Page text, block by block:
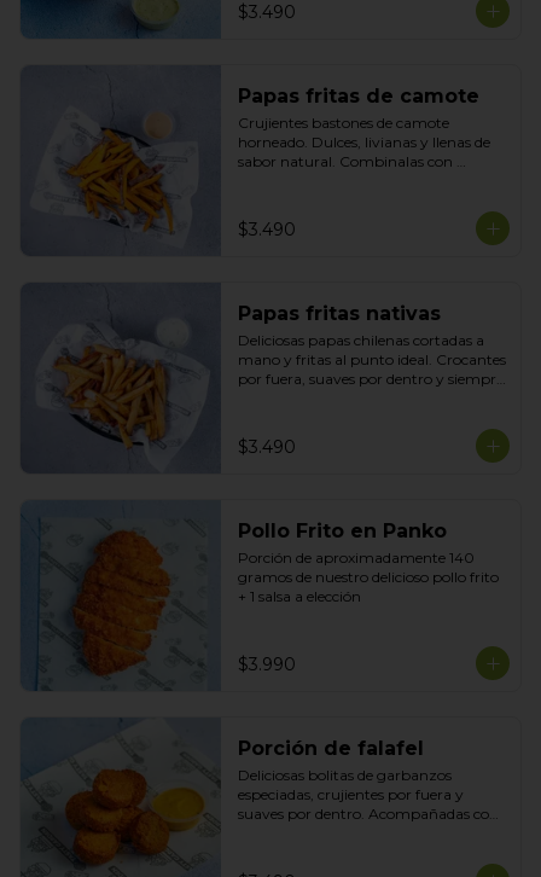
$3.490
Papas fritas de camote
Crujientes bastones de camote
horneado. Dulces, livianas y llenas de
sabor natural. Combinalas con
$3.490
Papas fritas nativas
Deliciosas papas chilenas cortadas a
mano y fritas al punto ideal. Crocantes
por fuera, suaves por dentro y siempre
$3.490
Pollo Frito en Panko
Porción de aproximadamente 140
gramos de nuestro delicioso pollo frito
+ 1 salsa a elección
$3.990
Porción de falafel
Deliciosas bolitas de garbanzos
especiadas, crujientes por fuera y
suaves por dentro. Acompañadas con
perfecto.